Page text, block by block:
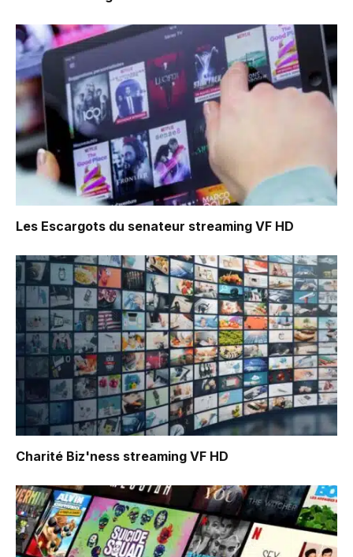
Les Escargots du senateur streaming VF HD
Charité Biz'ness streaming VF HD